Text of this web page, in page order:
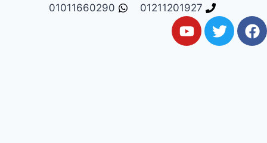
01211201927
01011660290